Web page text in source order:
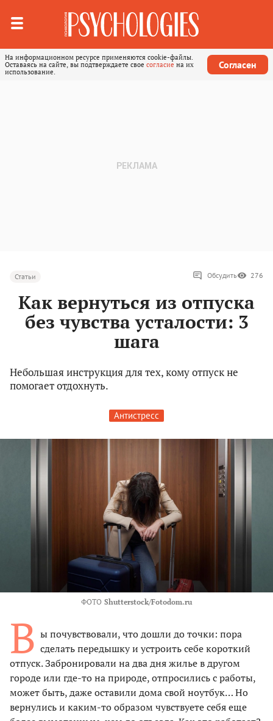
На информационном ресурсе применяются cookie-файлы.
Оставаясь на сайте, вы подтверждаете свое согласие на их
использование.
Согласен
Статьи Обсудить 276
Как вернуться из отпуска
без чувства усталости: 3
шага
Небольшая инструкция для тех, кому отпуск не
помогает отдохнуть.
Антистресс
ФОТО Shutterstock/Fotodom.ru
В ы почувствовали, что дошли до точки: пора
сделать передышку и устроить себе короткий
отпуск. Забронировали на два дня жилье в другом
городе или где-то на природе, отпросились с работы,
может быть, даже оставили дома свой ноутбук… Но
вернулись и каким-то образом чувствуете себя еще